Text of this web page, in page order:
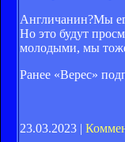
Англичанин?Мы
Но это будут
молодыми, мы
Ранее «Верес»
23.03.2023 |